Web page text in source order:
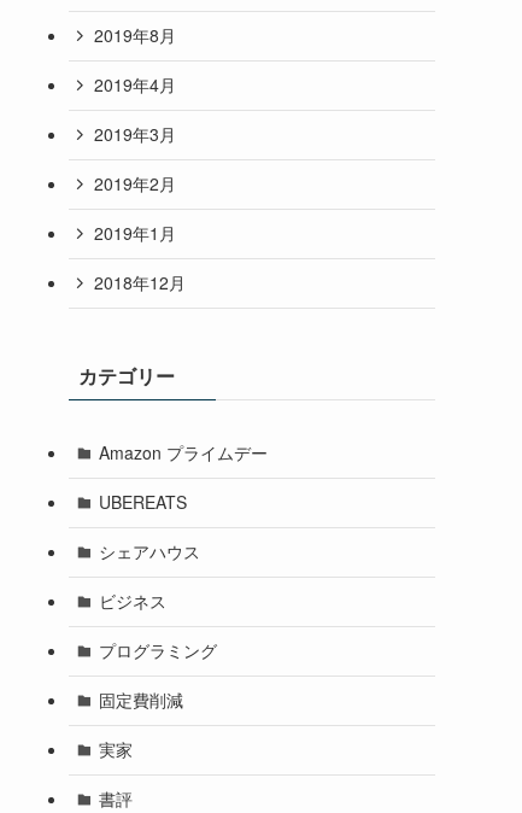
2019年8月
2019年4月
2019年3月
2019年2月
2019年1月
2018年12月
カテゴリー
Amazon プライムデー
UBEREATS
シェアハウス
ビジネス
プログラミング
固定費削減
実家
書評